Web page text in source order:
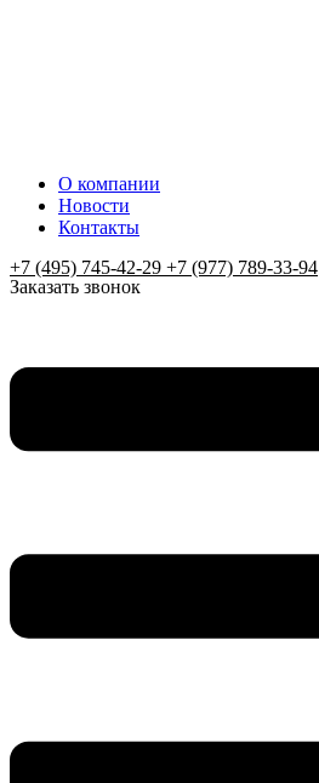
О компании
Новости
Контакты
+7 (495) 745-42-29 +7 (977) 789-33-94
Заказать звонок